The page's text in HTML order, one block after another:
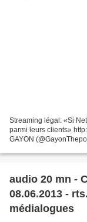
Streaming légal: «Si
parmi leurs clients»
GAYON
audio 20 mn -
08.06.2013 -
médialogues